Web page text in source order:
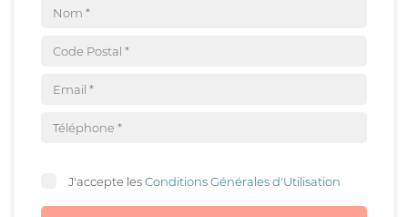
J'accepte lesConditions Générales d'Utilisation